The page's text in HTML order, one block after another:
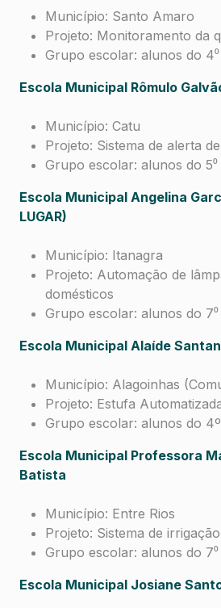
Município: Santo Amaro
Projeto: Monitoramento da
Grupo escolar: alunos do
Escola Municipal Rômulo
Município: Catu
Projeto: Sistema de alerta
Grupo escolar: alunos do 5⁰
Escola Municipal Angelina
LUGAR)
Município: Itanagra
Projeto: Automação de
domésticos
Grupo escolar: alunos do
Escola Municipal Alaíde
Município: Alagoinhas
Projeto: Estufa
Grupo escolar: alunos do
Escola Municipal Professora
Batista
Município: Entre Rios
Projeto: Sistema de
Grupo escolar: alunos do
Escola Municipal Josiane